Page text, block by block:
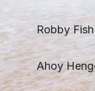
Robby
Ahoy